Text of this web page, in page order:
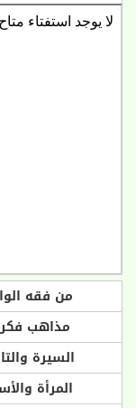
من فقه
مذاهب
السيرة
المرأة